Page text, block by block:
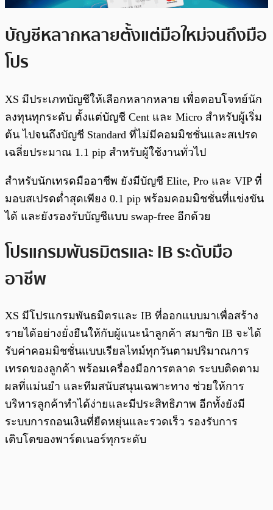
บัญชีหลากหลายตั้งแต่มือใหม่จนถึงมือ
โปร
XS มีประเภทบัญชีให้เลือกหลากหลาย เพื่อตอบโจทย์นัก
ลงทุนทุกระดับ ตั้งแต่บัญชี Cent และ Micro สำหรับผู้เริ่ม
ต้น ไปจนถึงบัญชี Standard ที่ไม่มีคอมมิชชั่นและสเปรด
เฉลี่ยประมาณ 1.1 pip สำหรับผู้ใช้งานทั่วไป
สำหรับนักเทรดมืออาชีพ ยังมีบัญชี Elite, Pro และ VIP ที่
มอบสเปรดต่ำสุดเพียง 0.1 pip พร้อมคอมมิชชั่นที่แข่งขัน
ได้ และยังรองรับบัญชีแบบ swap-free อีกด้วย
โปรแกรมพันธมิตรและ IB ระดับมือ
อาชีพ
XS มีโปรแกรมพันธมิตรและ IB ที่ออกแบบมาเพื่อสร้าง
รายได้อย่างยั่งยืนให้กับผู้แนะนำลูกค้า สมาชิก IB จะได้
รับค่าคอมมิชชั่นแบบเรียลไทม์ทุกวันตามปริมาณการ
เทรดของลูกค้า พร้อมเครื่องมือการตลาด ระบบติดตาม
ผลที่แม่นยำ และทีมสนับสนุนเฉพาะทาง ช่วยให้การ
บริหารลูกค้าทำได้ง่ายและมีประสิทธิภาพ อีกทั้งยังมี
ระบบการถอนเงินที่ยืดหยุ่นและรวดเร็ว รองรับการ
เติบโตของพาร์ตเนอร์ทุกระดับ